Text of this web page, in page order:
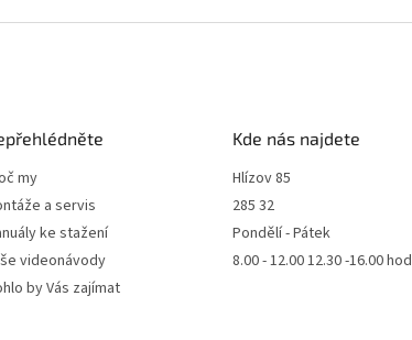
my
a servis
ke stažení
videonávody
by Vás zajímat
Kde nás najdete
Hlízov 85
285 32
Pondělí - Pátek
8.00 - 12.00 12.30 -16.00 hod